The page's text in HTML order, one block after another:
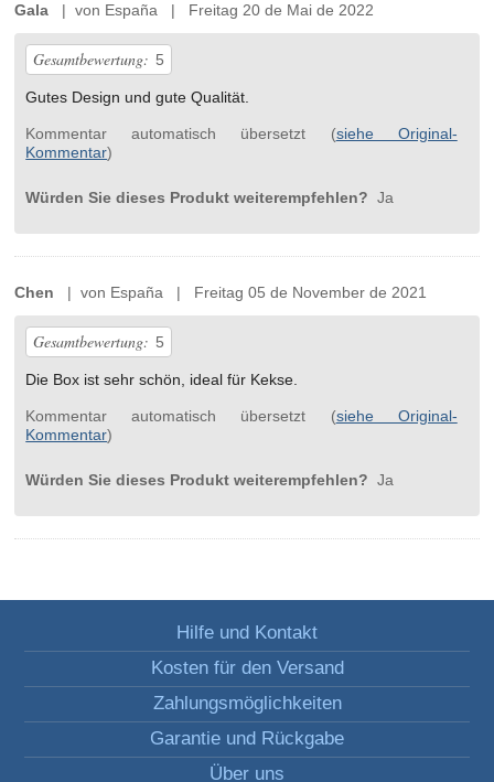
Gala | von España | Freitag 20 de Mai de 2022
Gesamtbewertung: 5
Gutes Design und gute Qualität.
Kommentar automatisch übersetzt (siehe Original-
Kommentar)
Würden Sie dieses Produkt weiterempfehlen? Ja
Chen | von España | Freitag 05 de November de 2021
Gesamtbewertung: 5
Die Box ist sehr schön, ideal für Kekse.
Kommentar automatisch übersetzt (siehe Original-
Kommentar)
Würden Sie dieses Produkt weiterempfehlen? Ja
Hilfe und Kontakt
Kosten für den Versand
Zahlungsmöglichkeiten
Garantie und Rückgabe
Über uns